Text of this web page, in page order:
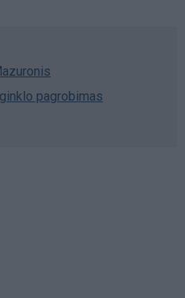
ginklo pagrobimas